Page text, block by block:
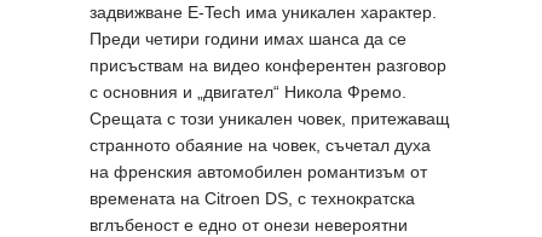
задвижване E-Tech има уникален характер.
Преди четири години имах шанса да се
присъствам на видео конферентен разговор
с основния и „двигател“ Никола Фремо.
Срещата с този уникален човек, притежаващ
странното обаяние на човек, съчетал духа
на френския автомобилен романтизъм от
времената на Citroen DS, с технократска
вглъбеност е едно от онези невероятни